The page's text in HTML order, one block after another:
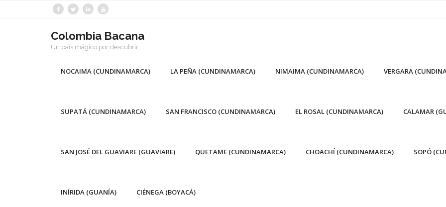
Colombia Bacana
Un país mágico por descubrir
NOCAIMA (CUNDINAMARCA) LA PEÑA (CUNDINAMARCA) NIMAIMA (CUNDINAMARCA) VERGARA
SUPATÁ (CUNDINAMARCA) SAN FRANCISCO (CUNDINAMARCA) EL ROSAL (CUNDINAMARCA) CALAMAR
SAN JOSÉ DEL GUAVIARE (GUAVIARE) QUETAME (CUNDINAMARCA) CHOACHÍ (CUNDINAMARCA) SOPÓ
INÍRIDA (GUANÍA) CIÉNEGA (BOYACÁ)